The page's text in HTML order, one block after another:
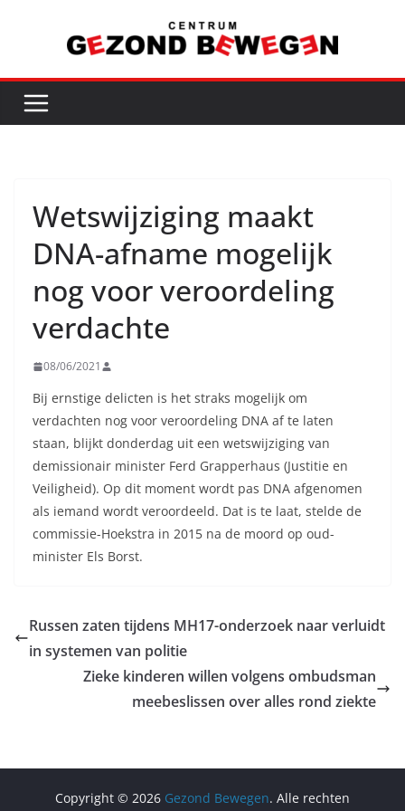
inhoud
Wetswijziging maakt
DNA-afname mogelijk
nog voor veroordeling
verdachte
08/06/2021
Bij ernstige delicten is het straks mogelijk om
verdachten nog voor veroordeling DNA af te laten
staan, blijkt donderdag uit een wetswijziging van
demissionair minister Ferd Grapperhaus (Justitie en
Veiligheid). Op dit moment wordt pas DNA afgenomen
als iemand wordt veroordeeld. Dat is te laat, stelde de
commissie-Hoekstra in 2015 na de moord op oud-
minister Els Borst.
Russen zaten tijdens MH17-onderzoek naar verluidt
in systemen van politie
Zieke kinderen willen volgens ombudsman
meebeslissen over alles rond ziekte
Copyright © 2026 Gezond Bewegen. Alle rechten